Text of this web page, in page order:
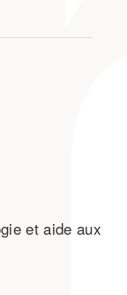
et aide aux